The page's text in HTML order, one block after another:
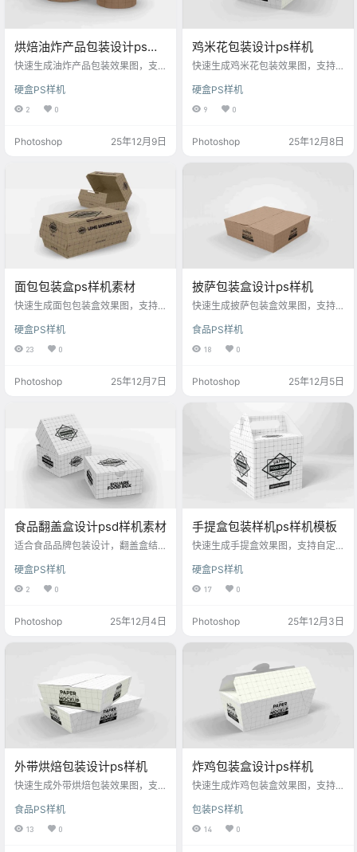
烘焙油炸产品包装设计ps样
机
快速生成油炸产品包装效果图，支
食、快餐等设计。
硬盒PS样机
2 0
Photoshop 25年12月9日
鸡米花包装设计ps样机
快速生成鸡米花包装效果图，支持
牌宣传与营销设计。
硬盒PS样机
9 0
Photoshop 25年12月8日
面包包装盒ps样机素材
快速生成面包包装盒效果图，支持
零食等设计。
硬盒PS样机
23 0
Photoshop 25年12月7日
披萨包装盒设计ps样机
快速生成披萨包装盒效果图，支持
快餐等设计。
食品PS样机
18 0
Photoshop 25年12月5日
食品翻盖盒设计psd样机素材
适合食品品牌包装设计，翻盖盒结
创意包装效果。
硬盒PS样机
2 0
Photoshop 25年12月4日
手提盒包装样机ps样机模板
快速生成手提盒效果图，支持自定
品等设计。
硬盒PS样机
17 0
Photoshop 25年12月3日
外带烘焙包装设计ps样机
快速生成外带烘焙包装效果图，支
糕、甜品等设计。
食品PS样机
13 0
炸鸡包装盒设计ps样机
快速生成炸鸡包装盒效果图，支持
牌宣传与营销设计。
包装PS样机
14 0